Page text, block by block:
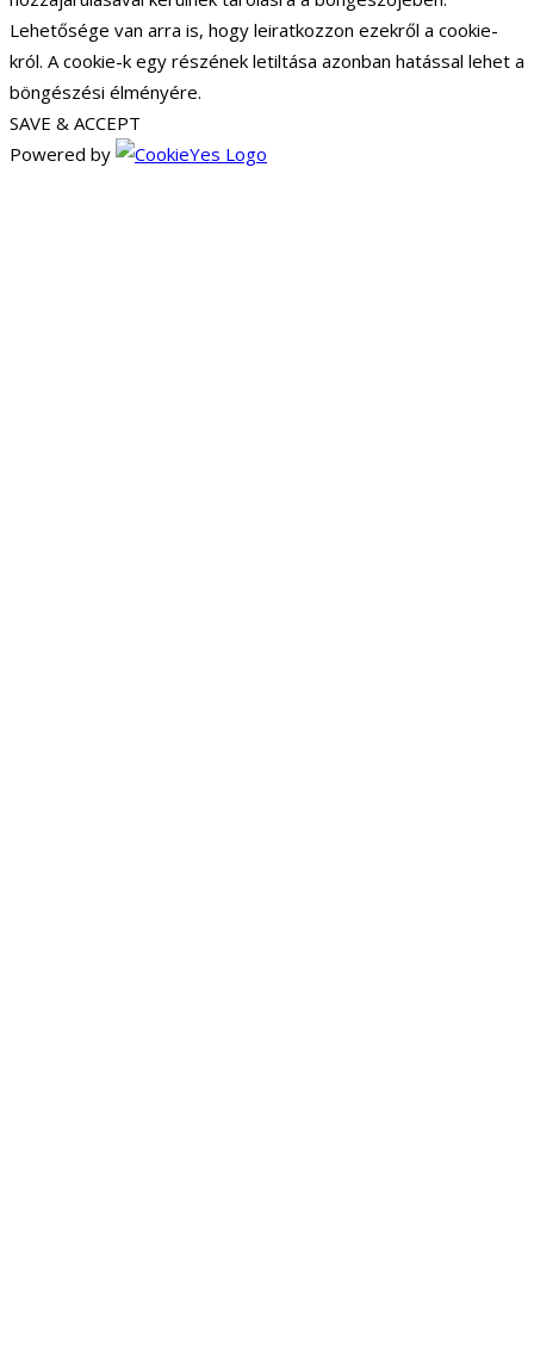
Lehetősége van arra is, hogy leiratkozzon ezekről a cookie-
król. A cookie-k egy részének letiltása azonban hatással lehet a
böngészési élményére.
SAVE & ACCEPT
Powered by